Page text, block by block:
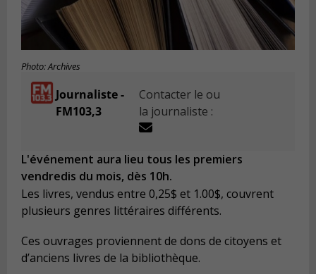
Photo: Archives
Journaliste -
FM103,3
Contacter le ou
la journaliste :
L'événement aura lieu tous les premiers
vendredis du mois, dès 10h.
Les livres, vendus entre 0,25$ et 1.00$, couvrent
plusieurs genres littéraires différents.
Ces ouvrages proviennent de dons de citoyens et
d’anciens livres de la bibliothèque.